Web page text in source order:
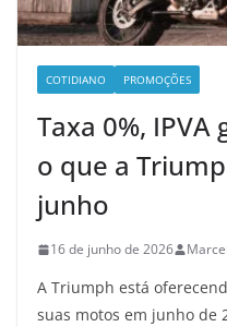
COTIDIANO PROMOÇÕES
Taxa 0%, IPVA
o que a
junho
16 de junho de 2026
A Triumph está
suas motos em junho de